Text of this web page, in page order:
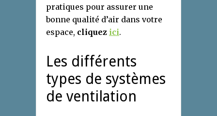
pratiques pour assurer une
bonne qualité d’air dans votre
espace, cliquez ici.
Les différents
types de systèmes
de ventilation